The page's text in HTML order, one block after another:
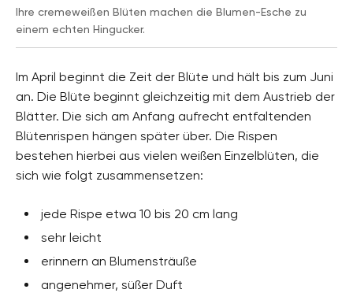
Ihre cremeweißen Blüten machen die Blumen-Esche zu
einem echten Hingucker.
Im April beginnt die Zeit der Blüte und hält bis zum Juni
an. Die Blüte beginnt gleichzeitig mit dem Austrieb der
Blätter. Die sich am Anfang aufrecht entfaltenden
Blütenrispen hängen später über. Die Rispen
bestehen hierbei aus vielen weißen Einzelblüten, die
sich wie folgt zusammensetzen:
jede Rispe etwa 10 bis 20 cm lang
sehr leicht
erinnern an Blumensträuße
angenehmer, süßer Duft